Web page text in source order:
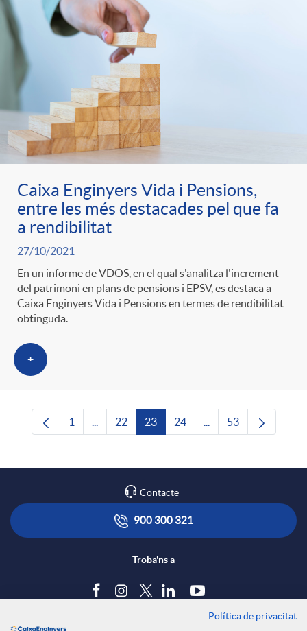
Caixa Enginyers Vida i Pensions,
entre les més destacades pel que fa
a rendibilitat
27/10/2021
En un informe de VDOS, en el qual s'analitza l'increment
del patrimoni en plans de pensions i EPSV, es destaca a
Caixa Enginyers Vida i Pensions en termes de rendibilitat
obtinguda.
+
Pàgina
1 ...Pàgines intermèdies Utilitzeu TAB per
Pàgina
22 Pàgina
23 Pàgina
24 ...Pàgines intermèdies
Pàgina
53
Contacte
900 300 321
Troba'ns a
Política de privacitat